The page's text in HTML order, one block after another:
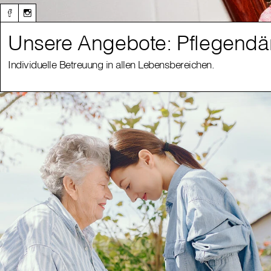
Unsere Angebote:
Individuelle Betreuung in allen Lebensbereichen.